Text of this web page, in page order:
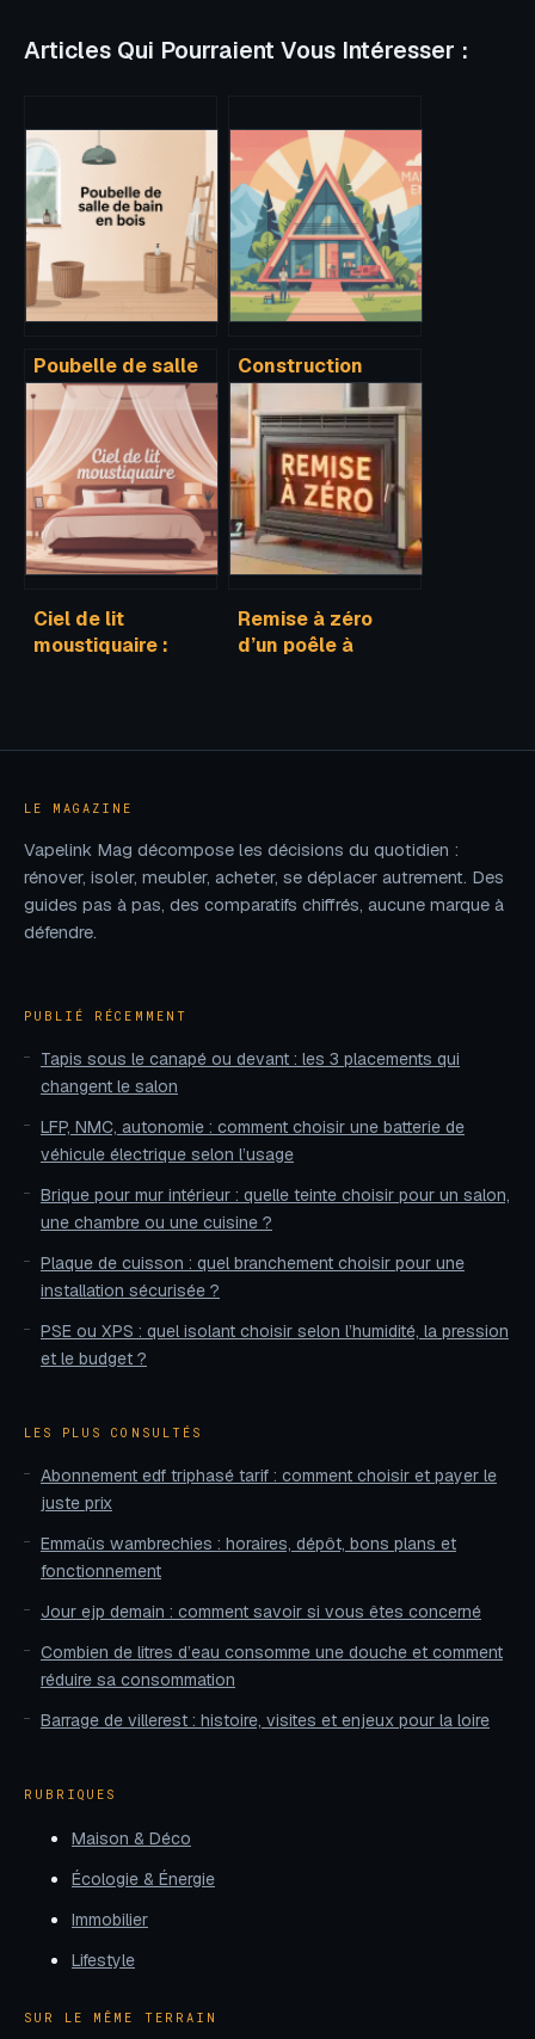
Articles Qui Pourraient Vous Intéresser :
Poubelle de salle
de bain en bois :
guide complet
pour bien choisir
Construction
maison en a :
guide complet
pour bien
comprendre et
choisir
Ciel de lit
moustiquaire :
Remise à zéro
d’un poêle à
à éviter
LE MAGAZINE
Vapelink Mag décompose les décisions du quotidien :
rénover, isoler, meubler, acheter, se déplacer autrement. Des
guides pas à pas, des comparatifs chiffrés, aucune marque à
défendre.
PUBLIÉ RÉCEMMENT
Tapis sous le canapé ou devant : les 3 placements qui
changent le salon
LFP, NMC, autonomie : comment choisir une batterie de
véhicule électrique selon l’usage
Brique pour mur intérieur : quelle teinte choisir pour un salon,
une chambre ou une cuisine ?
Plaque de cuisson : quel branchement choisir pour une
installation sécurisée ?
PSE ou XPS : quel isolant choisir selon l’humidité, la pression
et le budget ?
LES PLUS CONSULTÉS
Abonnement edf triphasé tarif : comment choisir et payer le
juste prix
Emmaüs wambrechies : horaires, dépôt, bons plans et
fonctionnement
Jour ejp demain : comment savoir si vous êtes concerné
Combien de litres d’eau consomme une douche et comment
réduire sa consommation
Barrage de villerest : histoire, visites et enjeux pour la loire
RUBRIQUES
Maison & Déco
Écologie & Énergie
Immobilier
Lifestyle
SUR LE MÊME TERRAIN